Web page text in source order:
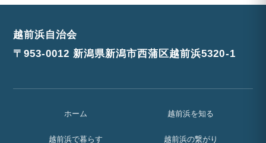
越前浜自治会
〒953-0012 新潟県新潟市西蒲区越前浜5320-1
ホーム 越前浜を知る
越前浜で暮らす 越前浜の繋がり